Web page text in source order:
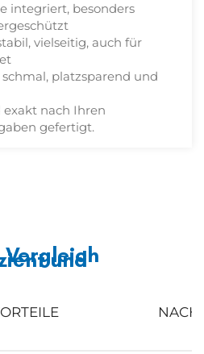
integriert, besonders
vielseitig, auch für
schmal, platzsparend und
nach Ihren
gefertigt.
und